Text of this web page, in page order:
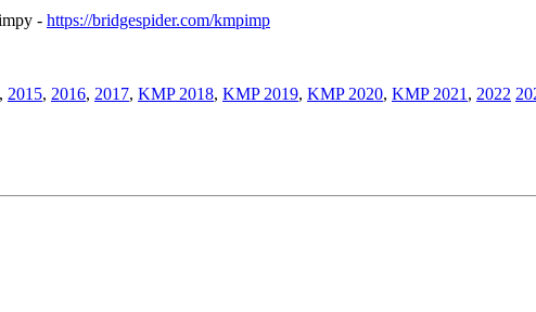
- https://bridgespider.com/kmpimp
, 2015, 2016, 2017, KMP 2018, KMP 2019, KMP 2020, KMP 2021 , 2022